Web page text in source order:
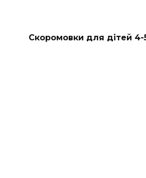
Скоромовки для дітей 4-